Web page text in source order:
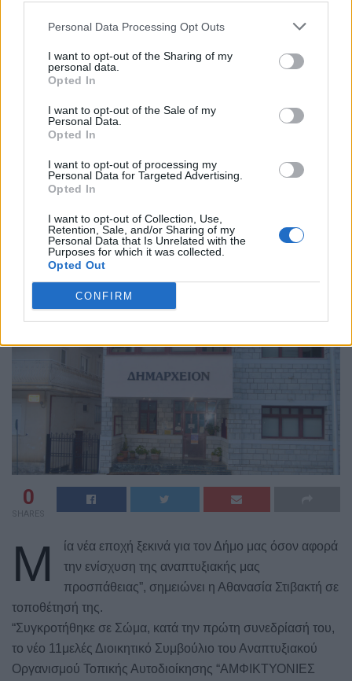
Personal Data Processing Opt Outs
I want to opt-out of the Sharing of my
personal data.
Opted In
I want to opt-out of the Sale of my
Personal Data.
Opted In
I want to opt-out of processing my
Personal Data for Targeted Advertising.
Opted In
I want to opt-out of Collection, Use,
Retention, Sale, and/or Sharing of my
Personal Data that Is Unrelated with the
Purposes for which it was collected.
Opted Out
CONFIRM
για να συμμετάσχετε στη συζήτηση
Φθιώτιδα
Στιβακτή: Νέα αναπτυξιακή
εποχή στο δήμο μας
Συγκροτήθηκε το ΔΣ του φθιωτικού Αναπτυξιακού
Οργανισμού Τ.Α. “ΑΜΦΙΚΤΥΟΝΙΕΣ Α.Ε.”-
Β΄Αντιπρόεδρος η Δήμαρχος Αμφίκλειας-Ελάτειας
27 Νοεμβρίου, 2020
0
SHARES
Μ
ία νέα εποχή ξεκινά για τον Δήμο μας όσον αφορά
την ενίσχυση της αναπτυξιακής μας
προσπάθειας”, σημειώνει η Αθανασία Στιβακτή σε
τοποθέτησή της.
“Συγκροτήθηκε σε Σώμα, κατά την πρώτη συνεδρίασή του,
το νέο 11μελές Διοικητικό Συμβούλιο του Αναπτυξιακού
Οργανισμού Τοπικής Αυτοδιοίκησης “ΑΜΦΙΚΤΥΟΝΙΕΣ